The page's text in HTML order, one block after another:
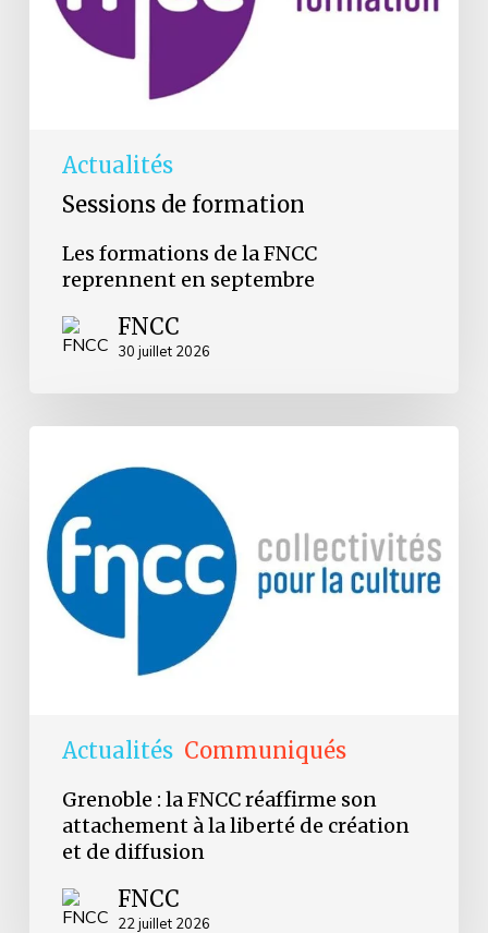
Actualités
Sessions de formation
Les formations de la FNCC
reprennent en septembre
FNCC
30 juillet 2026
Actualités Communiqués
FNCC
réaffirme
son
attachement
diffusion
Grenoble : la FNCC réaffirme son
attachement à la liberté de création
et de diffusion
FNCC
22 juillet 2026